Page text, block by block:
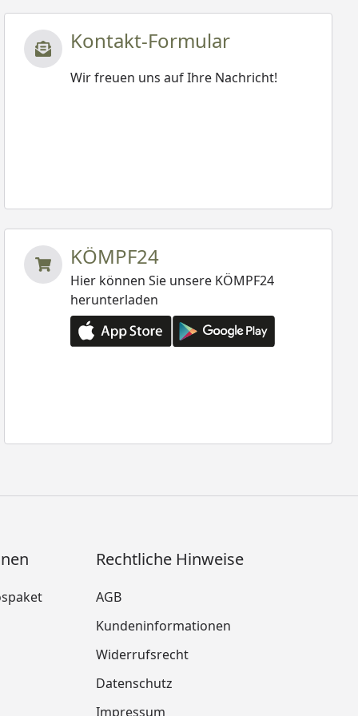
Kontakt-Formular
Wir freuen uns auf Ihre Nachricht!
KÖMPF24
Hier können Sie unsere KÖMPF24
herunterladen
Rechtliche Hinweise
AGB
Kundeninformationen
Widerrufsrecht
Datenschutz
Impressum